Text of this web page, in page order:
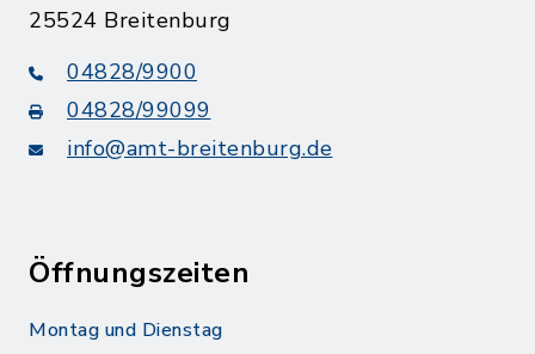
25524 Breitenburg
04828/9900
04828/99099
info@amt-breitenburg.de
Öffnungszeiten
Montag und Dienstag